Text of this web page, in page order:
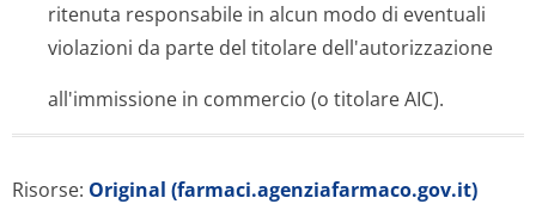
ritenuta responsabile in alcun modo di eventuali
violazioni da parte del titolare dell'autorizza­zione
all'immissione in commercio (o titolare AIC).
Risorse: Original (farmaci.agenziafarmaco.gov.it)